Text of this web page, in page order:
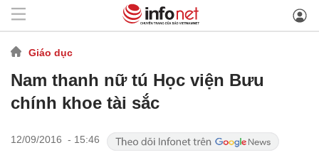
Giáo dục
Nam thanh nữ tú Học viện Bưu
chính khoe tài sắc
12/09/2016 - 15:46